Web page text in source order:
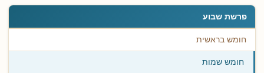
פרשת שבוע
חומש בראשית
חומש שמות